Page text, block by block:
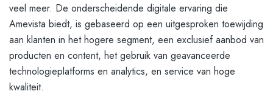
veel meer. De onderscheidende digitale ervaring die
Amevista biedt, is gebaseerd op een uitgesproken toewijding
aan klanten in het hogere segment, een exclusief aanbod van
producten en content, het gebruik van geavanceerde
technologieplatforms en analytics, en service van hoge
kwaliteit.